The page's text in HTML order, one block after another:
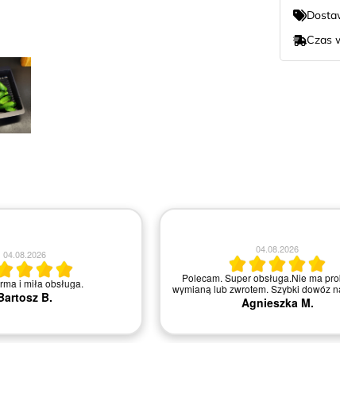
Czas
04.08.2026
i miła obsługa.
B.
04.08.2026
Polecam. Super obsługa.Nie ma
wymianą lub zwrotem. Szybki dowóz
Agnieszka M.